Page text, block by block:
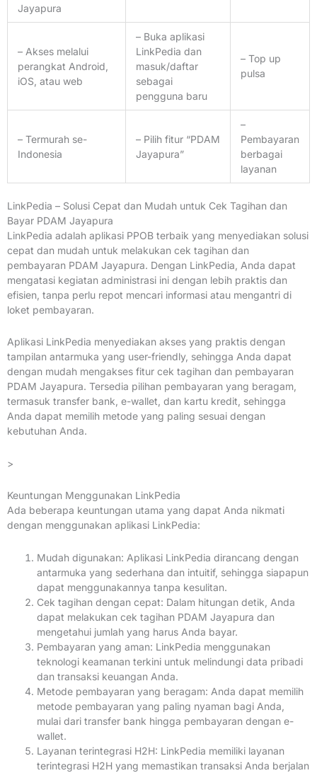
Jayapura
– Akses melalui
perangkat Android,
iOS, atau web
– Buka aplikasi
LinkPedia dan
masuk/daftar
sebagai
pengguna baru
– Top up
pulsa
– Termurah se-
Indonesia
– Pilih fitur “PDAM
Jayapura”
–
Pembayaran
berbagai
layanan
LinkPedia – Solusi Cepat dan Mudah untuk Cek Tagihan dan
Bayar PDAM Jayapura
LinkPedia adalah aplikasi PPOB terbaik yang menyediakan solusi
cepat dan mudah untuk melakukan cek tagihan dan
pembayaran PDAM Jayapura. Dengan LinkPedia, Anda dapat
mengatasi kegiatan administrasi ini dengan lebih praktis dan
efisien, tanpa perlu repot mencari informasi atau mengantri di
loket pembayaran.
Aplikasi LinkPedia menyediakan akses yang praktis dengan
tampilan antarmuka yang user-friendly, sehingga Anda dapat
dengan mudah mengakses fitur cek tagihan dan pembayaran
PDAM Jayapura. Tersedia pilihan pembayaran yang beragam,
termasuk transfer bank, e-wallet, dan kartu kredit, sehingga
Anda dapat memilih metode yang paling sesuai dengan
kebutuhan Anda.
>
Keuntungan Menggunakan LinkPedia
Ada beberapa keuntungan utama yang dapat Anda nikmati
dengan menggunakan aplikasi LinkPedia:
Mudah digunakan: Aplikasi LinkPedia dirancang dengan
antarmuka yang sederhana dan intuitif, sehingga siapapun
dapat menggunakannya tanpa kesulitan.
Cek tagihan dengan cepat: Dalam hitungan detik, Anda
dapat melakukan cek tagihan PDAM Jayapura dan
mengetahui jumlah yang harus Anda bayar.
Pembayaran yang aman: LinkPedia menggunakan
teknologi keamanan terkini untuk melindungi data pribadi
dan transaksi keuangan Anda.
Metode pembayaran yang beragam: Anda dapat memilih
metode pembayaran yang paling nyaman bagi Anda,
mulai dari transfer bank hingga pembayaran dengan e-
wallet.
Layanan terintegrasi H2H: LinkPedia memiliki layanan
terintegrasi H2H yang memastikan transaksi Anda berjalan